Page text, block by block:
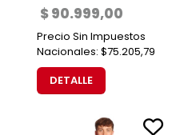
$ 90.999,00
Precio Sin Impuestos
Nacionales: $75.205,79
DETALLE